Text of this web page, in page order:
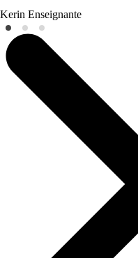
Kerin Enseignante